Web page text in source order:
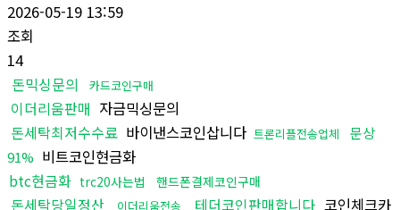
2026-05-19 13:59
조회
14
돈믹싱문의
카드코인구매
이더리움판매 자금믹싱문의
돈세탁최저수수료 바이낸스코인삽니다 트론리플전송업체
문상
91% 비트코인현금화
btc현금화 trc20사는법 핸드폰결제코인구매
돈세탁당일정산 이더리움전송 테더코인판매합니다 코인체크카